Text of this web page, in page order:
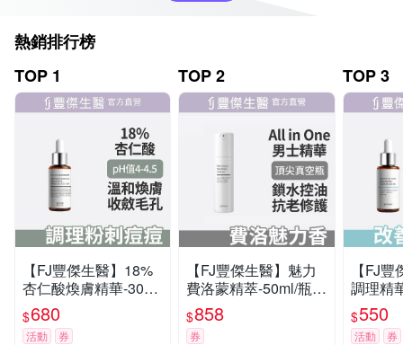
熱銷排行榜
TOP 1
【FJ豐傑生醫】18%
杏仁酸煥膚精華-30ml/
瓶(代謝粉刺ｘ收斂毛
孔)
$680
活動 券
TOP 2
【FJ豐傑生醫】魅力
費洛蒙精萃-50ml/瓶
(男士專用精華液 x男
性保養ｘ控油修護)
$858
券
TOP 3
【FJ
調理精
護敏
癢泛紅)
$550
活動 券